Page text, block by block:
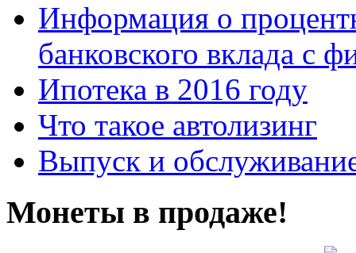
Информация о
банковского вклада с
Ипотека в 2016 году
Что такое автолизинг
Выпуск и
Монеты в продаже!